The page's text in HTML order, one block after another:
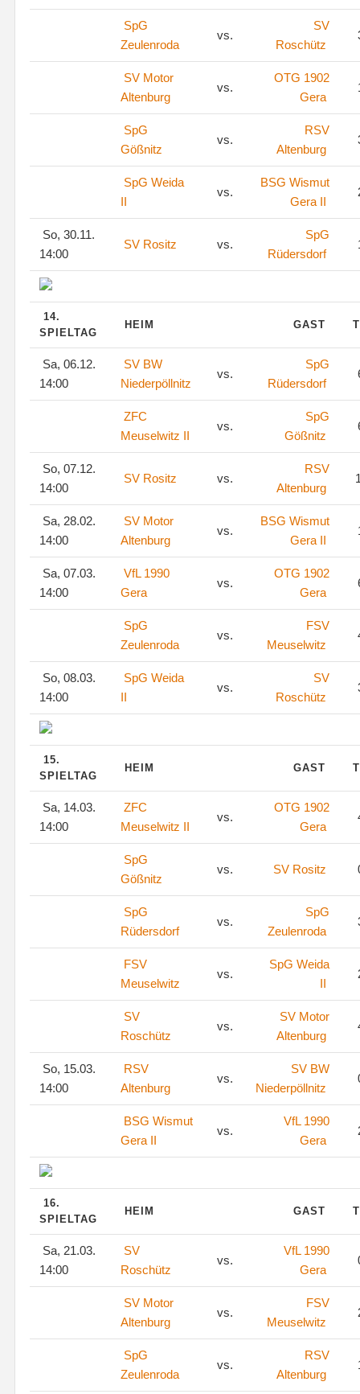
SpG
Zeulenroda
vs.
SV
Roschütz
SV Motor
Altenburg
vs.
OTG 1902
Gera
SpG
Gößnitz
vs.
RSV
Altenburg
SpG Weida
II
vs.
BSG Wismut
Gera II
So, 30.11.
14:00
SV Rositz vs.
SpG
Rüdersdorf
14.
SPIELTAG
HEIM GAST
Sa, 06.12.
14:00
SV BW
Niederpöllnitz
vs.
SpG
Rüdersdorf
ZFC
Meuselwitz II
vs.
SpG
Gößnitz
So, 07.12.
14:00
SV Rositz vs.
RSV
Altenburg
Sa, 28.02.
14:00
SV Motor
Altenburg
vs.
BSG Wismut
Gera II
Sa, 07.03.
14:00
VfL 1990
Gera
vs.
OTG 1902
Gera
SpG
Zeulenroda
vs.
FSV
Meuselwitz
So, 08.03.
14:00
SpG Weida
II
vs.
SV
Roschütz
15.
SPIELTAG
HEIM GAST
Sa, 14.03.
14:00
ZFC
Meuselwitz II
vs.
OTG 1902
Gera
SpG
Gößnitz
vs. SV Rositz
SpG
Rüdersdorf
vs.
SpG
Zeulenroda
FSV
Meuselwitz
vs.
SpG Weida
II
SV
Roschütz
vs.
SV Motor
Altenburg
So, 15.03.
14:00
RSV
Altenburg
vs.
SV BW
Niederpöllnitz
BSG Wismut
Gera II
vs.
VfL 1990
Gera
16.
SPIELTAG
HEIM GAST
Sa, 21.03.
14:00
SV
Roschütz
vs.
VfL 1990
Gera
SV Motor
Altenburg
vs.
FSV
Meuselwitz
SpG
Zeulenroda
vs.
RSV
Altenburg